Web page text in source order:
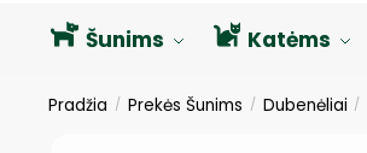
Šunims Katėms
Pradžia / Prekės Šunims / Dubenėliai /